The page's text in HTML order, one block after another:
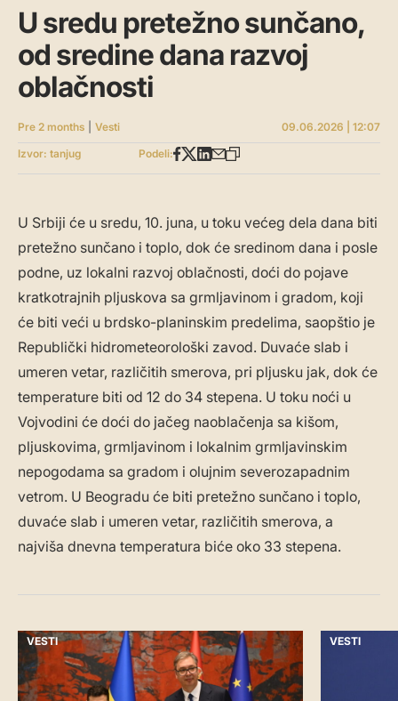
U sredu pretežno sunčano,
od sredine dana razvoj
oblačnosti
Pre 2 months Vesti
09.06.2026 | 12:07
Izvor: tanjug
Podeli:
U Srbiji će u sredu, 10. juna, u toku većeg dela dana biti
pretežno sunčano i toplo, dok će sredinom dana i posle
podne, uz lokalni razvoj oblačnosti, doći do pojave
kratkotrajnih pljuskova sa grmljavinom i gradom, koji
će biti veći u brdsko-planinskim predelima, saopštio je
Republički hidrometeorološki zavod. Duvaće slab i
umeren vetar, različitih smerova, pri pljusku jak, dok će
temperature biti od 12 do 34 stepena. U toku noći u
Vojvodini će doći do jačeg naoblačenja sa kišom,
pljuskovima, grmljavinom i lokalnim grmljavinskim
nepogodama sa gradom i olujnim severozapadnim
vetrom. U Beogradu će biti pretežno sunčano i toplo,
duvaće slab i umeren vetar, različitih smerova, a
najviša dnevna temperatura biće oko 33 stepena.
VESTI VESTI